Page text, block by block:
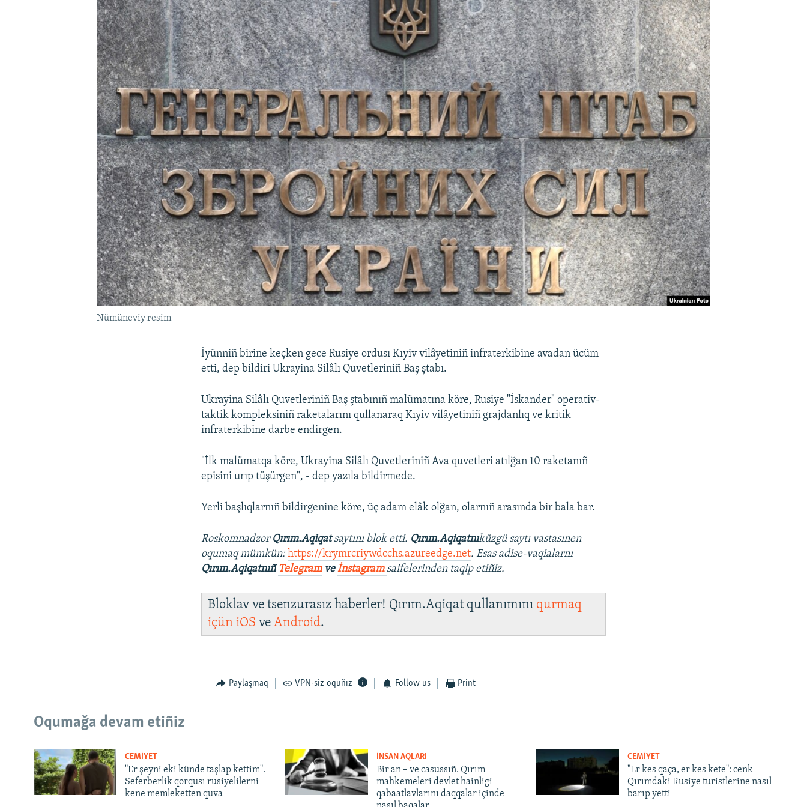
Nümüneviy resim
İyünniñ birine keçken gece Rusiye ordusı Kıyiv vilâyetiniñ infraterkibine avadan ücüm
etti, dep bildiri Ukrayina Silâlı Quvetleriniñ Baş ştabı.
Ukrayina Silâlı Quvetleriniñ Baş ştabınıñ malümatına köre, Rusiye "İskander" operativ-
taktik kompleksiniñ raketalarını qullanaraq Kıyiv vilâyetiniñ grajdanlıq ve kritik
infraterkibine darbe endirgen.
"İlk malümatqa köre, Ukrayina Silâlı Quvetleriniñ Ava quvetleri atılğan 10 raketanıñ
episini urıp tüşürgen", - dep yazıla bildirmede.
Yerli başlıqlarnıñ bildirgenine köre, üç adam elâk olğan, olarnıñ arasında bir bala bar.
Roskomnadzor Qırım.Aqiqatsaytını blok etti. Qırım.Aqiqatnıküzgü saytı vastasınen
oqumaq mümkün:https://krymrcriywdcchs.azureedge.net. Esas adise-vaqialarnı
Qırım.AqiqatnıñTelegramveİnstagram saifelerinden taqip etiñiz.
Bloklav ve tsenzurasız haberler! Qırım.Aqiqat qullanımını qurmaq
içüniOS veAndroid.
Paylaşmaq VPN-siz oquñız Follow us Print
Oqumağa devam etiñiz
CEMİYET
"Er şeyni eki künde taşlap kettim".
Seferberlik qorqusı rusiyelilerni
kene memleketten quva
İNSAN AQLARI
Bir an – ve casussıñ. Qırım
mahkemeleri devlet hainligi
qabaatlavlarını daqqalar içinde
CEMİYET
"Er kes qaça, er kes kete": cenk
Qırımdaki Rusiye turistlerine nasıl
barıp yetti